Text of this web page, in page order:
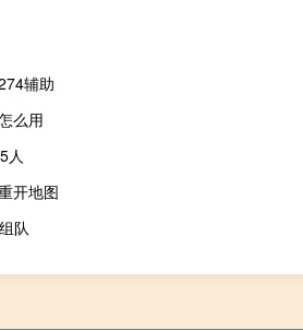
辅助
么用
人
开地图
队